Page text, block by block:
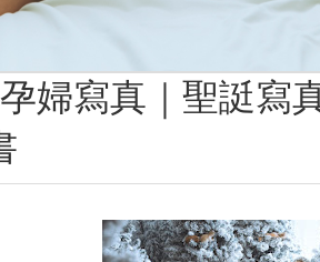
婦寫真｜聖誔寫